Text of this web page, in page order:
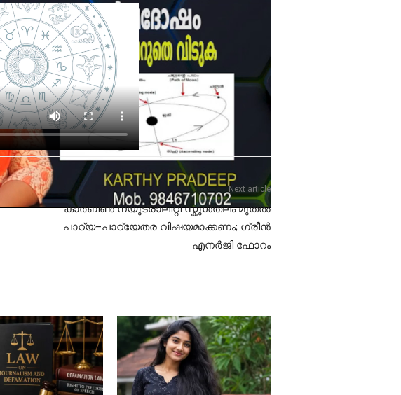
Next article
കാർബൺ ന്യൂട്രാലിറ്റി സ്കൂൾതലം മുതൽ
പാഠ്യ–പാഠ്യേതര വിഷയമാക്കണം; ഗ്രീൻ
എനർജി ഫോറം